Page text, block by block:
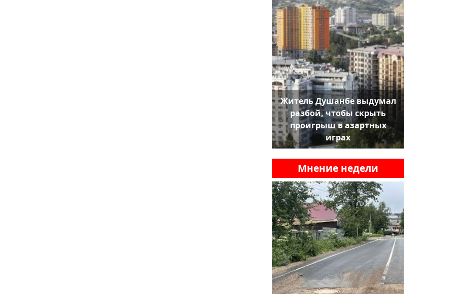
Житель Душанбе выдумал
разбой, чтобы скрыть
проигрыш в азартных
играх
Мнение недели